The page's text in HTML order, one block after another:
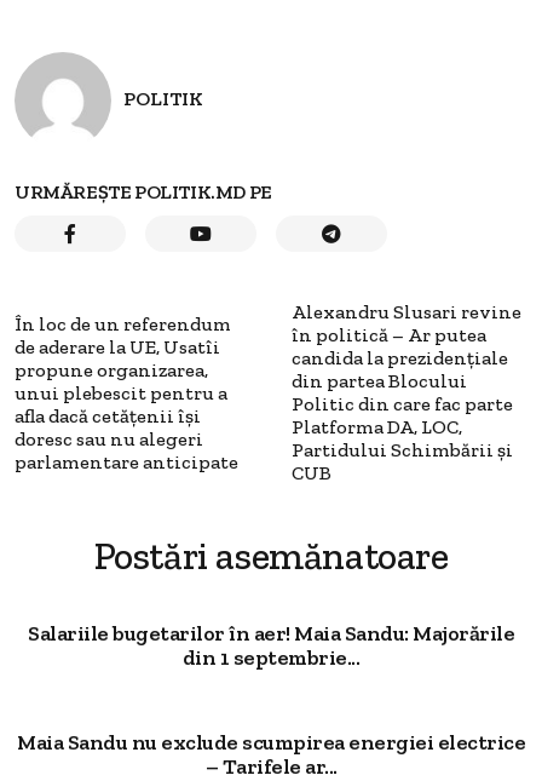
POLITIK
URMĂREȘTE POLITIK.MD PE
În loc de un referendum
de aderare la UE, Usatîi
propune organizarea,
unui plebescit pentru a
afla dacă cetățenii își
doresc sau nu alegeri
parlamentare anticipate
Alexandru Slusari revine
în politică – Ar putea
candida la prezidențiale
din partea Blocului
Politic din care fac parte
Platforma DA, LOC,
Partidului Schimbării și
CUB
Postări asemănatoare
Salariile bugetarilor în aer! Maia Sandu: Majorările
din 1 septembrie...
Maia Sandu nu exclude scumpirea energiei electrice
– Tarifele ar...